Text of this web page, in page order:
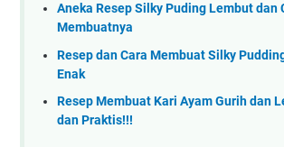
Aneka Resep Silky Puding Lembut dan
Membuatnya
Resep dan Cara Membuat Silky
Enak
Resep Membuat Kari Ayam Gurih dan
dan Praktis!!!